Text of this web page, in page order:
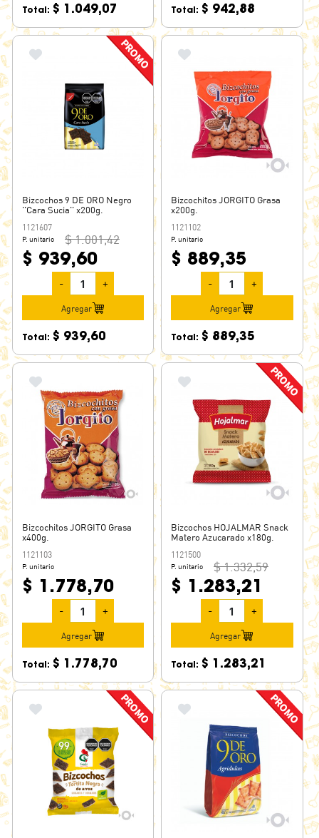
Total: $ 1.049,07 Total: $ 942,88
Bizcochos 9 DE ORO Negro
''Cara Sucia'' x200g.
1121607
P. unitario $ 1.001,42
$ 939,60
- +
Agregar
Total: $ 939,60
Bizcochitos JORGITO Grasa
x200g.
1121102
P. unitario
$ 889,35
- +
Agregar
Total: $ 889,35
Bizcochitos JORGITO Grasa
x400g.
1121103
P. unitario
$ 1.778,70
- +
Agregar
Total: $ 1.778,70
Bizcochos HOJALMAR Snack
Matero Azucarado x180g.
1121500
P. unitario $ 1.332,59
$ 1.283,21
- +
Agregar
Total: $ 1.283,21